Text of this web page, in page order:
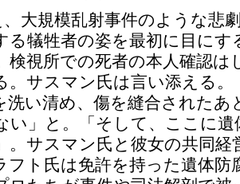
大規模乱射事件のような悲
る犠牲者の姿を最初に目にす
検視所での死者の本人確認は
。サスマン氏は言い添える
洗い清め、傷を縫合されたあ
い」と。「そして、ここに
。サスマン氏と彼女の共同
フト氏は免許を持った遺体防